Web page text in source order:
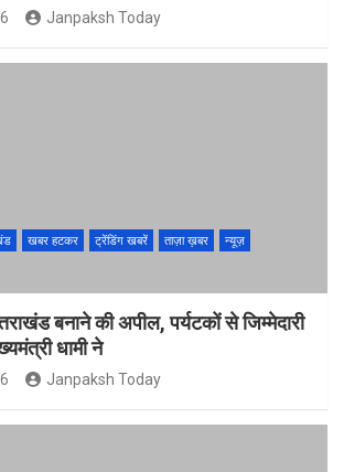
Janpaksh Today
खबर हटकर ट्रेंडिंग खबरें ताज़ा ख़बर
न्यूज़
बनाने की अपील, पर्यटकों से जिम्मेदारी
धामी ने
Janpaksh Today